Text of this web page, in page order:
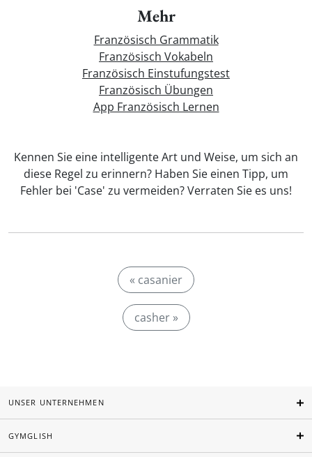
Mehr
Französisch Grammatik
Französisch Vokabeln
Französisch Einstufungstest
Französisch Übungen
App Französisch Lernen
Kennen Sie eine intelligente Art und Weise, um sich an
diese Regel zu erinnern? Haben Sie einen Tipp, um
Fehler bei 'Case' zu vermeiden? Verraten Sie es uns!
« casanier
casher »
UNSER UNTERNEHMEN
GYMGLISH